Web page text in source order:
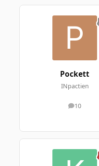
Pockett
INpactien
10
messages